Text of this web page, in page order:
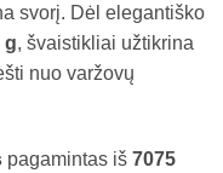
svorį. Dėl elegantiško
g, švaistikliai užtikrina
nuo varžovų
pagamintas iš 7075